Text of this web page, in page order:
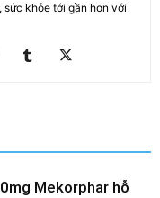
sức khỏe tới gần hơn với
Mekorphar hỗ